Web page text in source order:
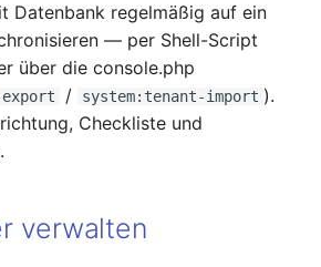
Organisation
PDU
VoIP-Telefon
VRRP
Datenbank regelmäßig auf ein
— per Shell-Script
über die console.php
/ system:tenant-import ).
Checkliste und
verwalten